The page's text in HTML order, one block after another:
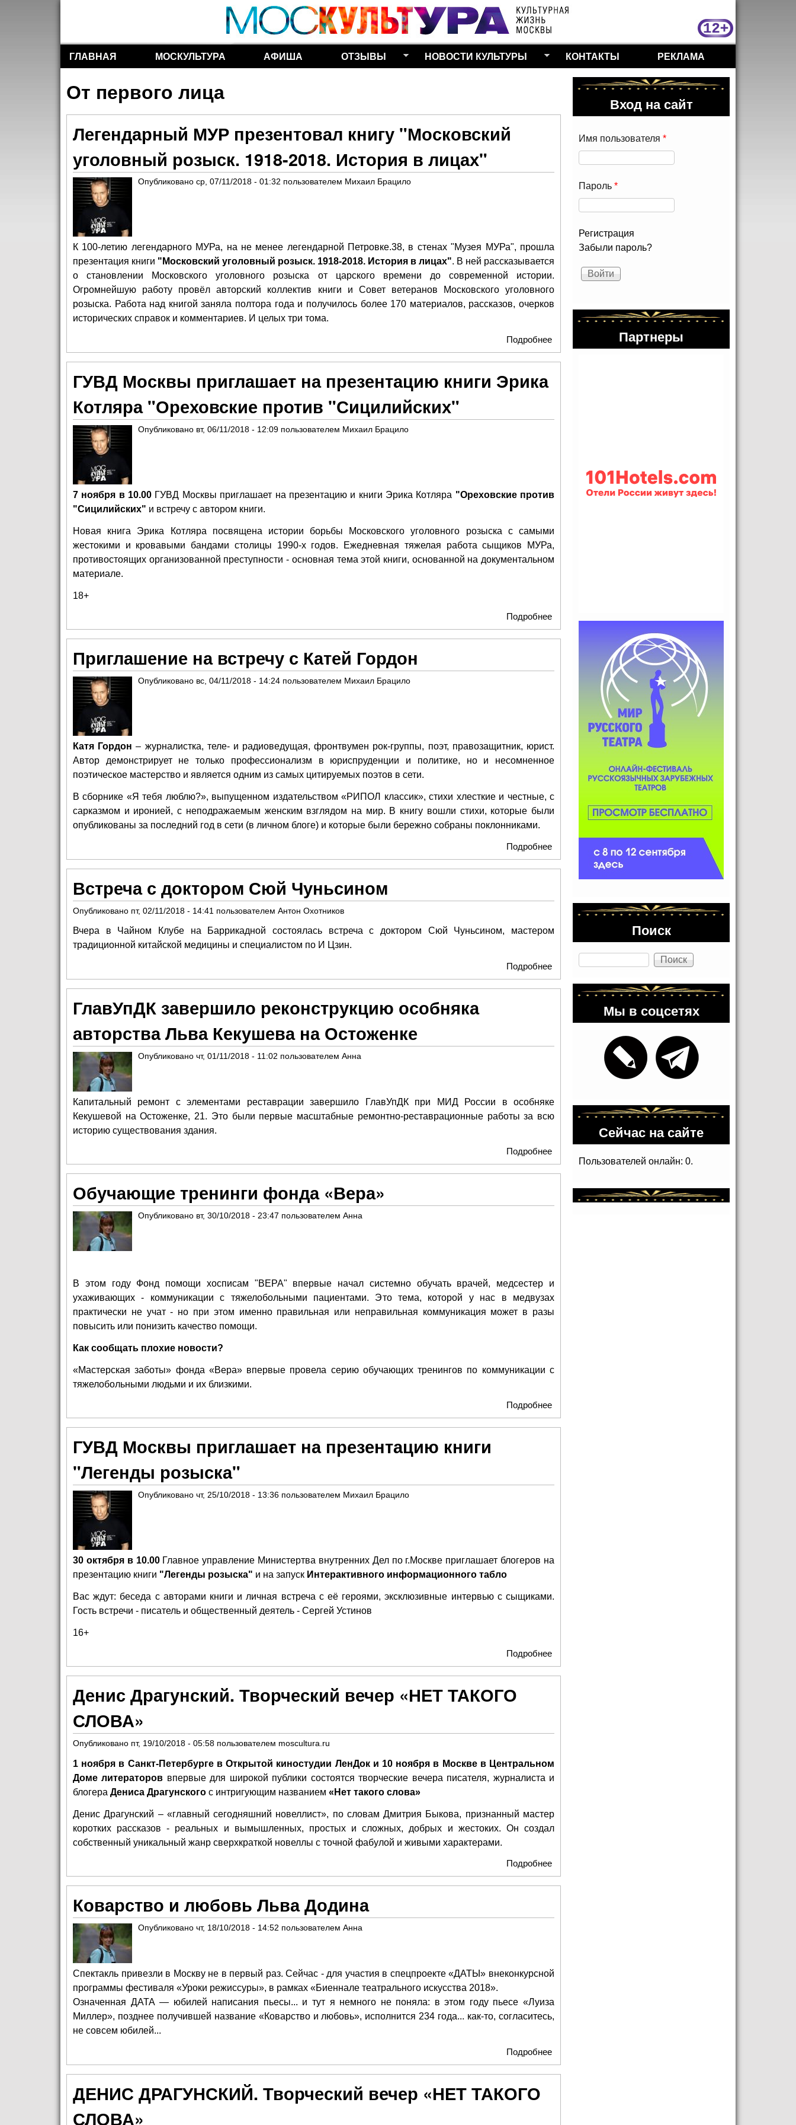
Перейти к основному
содержанию
Разделы сайта
ГЛАВНАЯ МОСКУЛЬТУРА АФИША ОТЗЫВЫ НОВОСТИ КУЛЬТУРЫ КОНТАКТЫ РЕКЛАМА
От первого лица
Легендарный МУР презентовал книгу "Московский
уголовный розыск. 1918-2018. История в лицах"
Опубликовано ср, 07/11/2018 - 01:32 пользователем Михаил Брацило
К 100-летию легендарного МУРа, на не менее легендарной Петровке.38, в стенах "Музея МУРа", прошла
презентация книги "Московский уголовный розыск. 1918-2018. История в лицах". В ней рассказывается
о становлении Московского уголовного розыска от царского времени до современной истории.
Огромнейшую работу провёл авторский коллектив книги и Совет ветеранов Московского уголовного
розыска. Работа над книгой заняла полтора года и получилось более 170 материалов, рассказов, очерков
исторических справок и комментариев. И целых три тома.
Подробнее о Легендарный МУР презентовал книгу "Московский
уголовный розыск. 1918-2018. История в лицах"
ГУВД Москвы приглашает на презентацию книги Эрика
Котляра "Ореховские против "Сицилийских"
Опубликовано вт, 06/11/2018 - 12:09 пользователем Михаил Брацило
7 ноября в 10.00 ГУВД Москвы приглашает на презентацию и книги Эрика Котляра "Ореховские против
"Сицилийских" и встречу с автором книги.
Новая книга Эрика Котляра посвящена истории борьбы Московского уголовного розыска с самыми
жестокими и кровавыми бандами столицы 1990-х годов. Ежедневная тяжелая работа сыщиков МУРа,
противостоящих организованной преступности - основная тема этой книги, основанной на документальном
материале.
18+
Подробнее
Котляра "Ореховские против "Сицилийских"
Приглашение на встречу с Катей Гордон
Опубликовано вс, 04/11/2018 - 14:24 пользователем Михаил Брацило
Катя Гордон – журналистка, теле- и радиоведущая, фронтвумен рок-группы, поэт, правозащитник, юрист.
Автор демонстрирует не только профессионализм в юриспруденции и политике, но и несомненное
поэтическое мастерство и является одним из самых цитируемых поэтов в сети.
В сборнике «Я тебя люблю?», выпущенном издательством «РИПОЛ классик», стихи хлесткие и честные, с
сарказмом и иронией, с неподражаемым женским взглядом на мир. В книгу вошли стихи, которые были
опубликованы за последний год в сети (в личном блоге) и которые были бережно собраны поклонниками.
Подробнее о Приглашение на встречу с Катей Гордон
Встреча с доктором Сюй Чуньсином
Опубликовано пт, 02/11/2018 - 14:41 пользователем Антон Охотников
Вчера в Чайном Клубе на Баррикадной состоялась встреча с доктором Сюй Чуньсином, мастером
традиционной китайской медицины и специалистом по И Цзин.
Подробнее о Встреча с доктором Сюй Чуньсином
ГлавУпДК завершило реконструкцию особняка
авторства Льва Кекушева на Остоженке
Опубликовано чт, 01/11/2018 - 11:02 пользователем Анна
Капитальный ремонт с элементами реставрации завершило ГлавУпДК при МИД России в особняке
Кекушевой на Остоженке, 21. Это были первые масштабные ремонтно-реставрационные работы за всю
историю существования здания.
Подробнее
Льва Кекушева на Остоженке
Обучающие тренинги фонда «Вера»
Опубликовано вт, 30/10/2018 - 23:47 пользователем Анна
В этом году Фонд помощи хосписам "ВЕРА" впервые начал системно обучать врачей, медсестер и
ухаживающих - коммуникации с тяжелобольными пациентами. Это тема, которой у нас в медвузах
практически не учат - но при этом именно правильная или неправильная коммуникация может в разы
повысить или понизить качество помощи.
Как сообщать плохие новости?
«Мастерская заботы» фонда «Вера» впервые провела серию обучающих тренингов по коммуникации с
тяжелобольными людьми и их близкими.
Подробнее
ГУВД Москвы приглашает на презентацию книги
"Легенды розыска"
Опубликовано чт, 25/10/2018 - 13:36 пользователем Михаил Брацило
30 октября в 10.00Главное управление Министертва внутренних Дел по г.Москве приглашает блогеров на
презентацию книги "Легенды розыска" и на запуск Интерактивного информационного табло
Вас ждут: беседа с авторами книги и личная встреча с её героями, эксклюзивные интервью с сыщиками.
Гость встречи - писатель и общественный деятель - Сергей Устинов
16+
Подробнее
"Легенды розыска"
Денис Драгунский. Творческий вечер «НЕТ ТАКОГО
СЛОВА»
Опубликовано пт, 19/10/2018 - 05:58 пользователем moscultura.ru
1 ноября в Санкт-Петербурге в Открытой киностудии ЛенДок и 10 ноября в Москве в Центральном
Доме литераторов впервые для широкой публики состоятся творческие вечера писателя, журналиста и
блогера Дениса Драгунского с интригующим названием «Нет такого слова»
Денис Драгунский – «главный сегодняшний новеллист», по словам Дмитрия Быкова, признанный мастер
коротких рассказов - реальных и вымышленных, простых и сложных, добрых и жестоких. Он создал
собственный уникальный жанр сверхкраткой новеллы с точной фабулой и живыми характерами.
Подробнее
СЛОВА»
Коварство и любовь Льва Додина
Опубликовано чт, 18/10/2018 - 14:52 пользователем Анна
Спектакль привезли в Москву не в первый раз. Сейчас - для участия в спецпроекте «ДАТЫ» внеконкурсной
программы фестиваля «Уроки режиссуры», в рамках «Биеннале театрального искусства 2018».
Означенная ДАТА — юбилей написания пьесы... и тут я немного не поняла: в этом году пьесе «Луиза
Миллер», позднее получившей название «Коварство и любовь», исполнится 234 года... как-то, согласитесь,
не совсем юбилей...
Подробнее
ДЕНИС ДРАГУНСКИЙ. Творческий вечер «НЕТ ТАКОГО
СЛОВА»
Вход на сайт
Имя пользователя *
Пароль *
Регистрация
Забыли пароль?
Партнеры
Поиск
Поиск
Мы в соцсетях
Сейчас на сайте
Пользователей онлайн: 0.